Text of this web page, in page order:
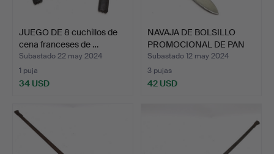
JUEGO DE 8 cuchillos de
cena franceses de …
Subastado 22 may 2024
1 puja
34 USD
NAVAJA DE BOLSILLO
PROMOCIONAL DE PAN
AM A…
Subastado 12 may 2024
3 pujas
42 USD